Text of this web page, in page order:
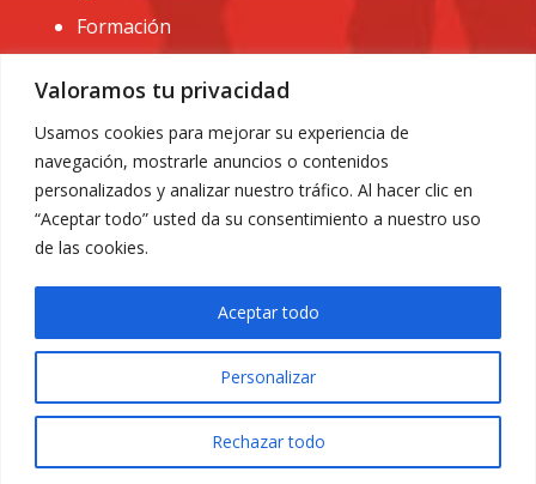
Valoramos tu privacidad
Usamos cookies para mejorar su experiencia de
navegación, mostrarle anuncios o contenidos
personalizados y analizar nuestro tráfico. Al hacer clic en
“Aceptar todo” usted da su consentimiento a nuestro uso
de las cookies.
Personalizar
Rechazar todo
Aceptar todo
Formación
CONTACTO:
administracion@usomurcia.org
968 25 01 20
C/ Huerto de las bombas nº6. 30009 Murcia
Privacidad|
© 2018 Todos los derechos reservados. Diseño web
ACRILONIA